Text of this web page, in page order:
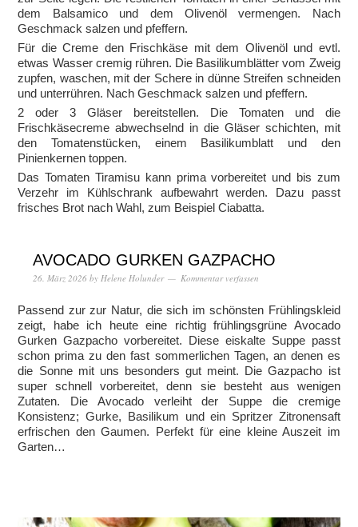
dem Balsamico und dem Olivenöl vermengen. Nach
Geschmack salzen und pfeffern.
Für die Creme den Frischkäse mit dem Olivenöl und evtl.
etwas Wasser cremig rühren. Die Basilikumblätter vom Zweig
zupfen, waschen, mit der Schere in dünne Streifen schneiden
und unterrühren. Nach Geschmack salzen und pfeffern.
2 oder 3 Gläser bereitstellen. Die Tomaten und die
Frischkäsecreme abwechselnd in die Gläser schichten, mit
den Tomatenstücken, einem Basilikumblatt und den
Pinienkernen toppen.
Das Tomaten Tiramisu kann prima vorbereitet und bis zum
Verzehr im Kühlschrank aufbewahrt werden. Dazu passt
frisches Brot nach Wahl, zum Beispiel Ciabatta.
AVOCADO GURKEN GAZPACHO
26. März 2026 by Helene Holunder Kommentar verfassen
Passend zur zur Natur, die sich im schönsten Frühlingskleid
zeigt, habe ich heute eine richtig frühlingsgrüne Avocado
Gurken Gazpacho vorbereitet. Diese eiskalte Suppe passt
schon prima zu den fast sommerlichen Tagen, an denen es
die Sonne mit uns besonders gut meint. Die Gazpacho ist
super schnell vorbereitet, denn sie besteht aus wenigen
Zutaten. Die Avocado verleiht der Suppe die cremige
Konsistenz; Gurke, Basilikum und ein Spritzer Zitronensaft
erfrischen den Gaumen. Perfekt für eine kleine Auszeit im
Garten…